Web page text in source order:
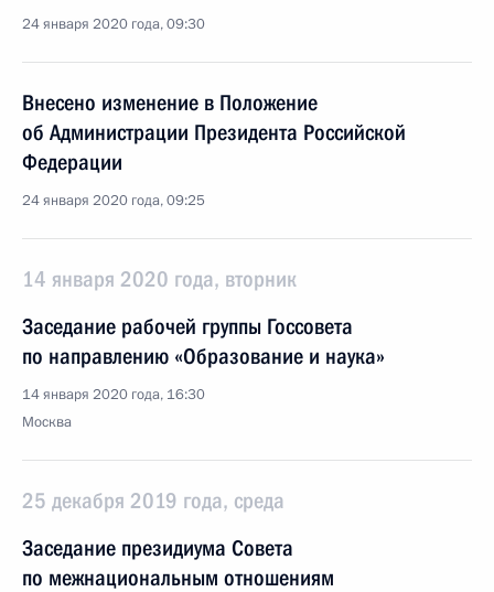
24 января 2020 года, 09:30
Внесено изменение в Положение
об Администрации Президента Российской
Федерации
24 января 2020 года, 09:25
14 января 2020 года, вторник
Заседание рабочей группы Госсовета
по направлению «Образование и наука»
14 января 2020 года, 16:30
Москва
25 декабря 2019 года, среда
Заседание президиума Совета
по межнациональным отношениям